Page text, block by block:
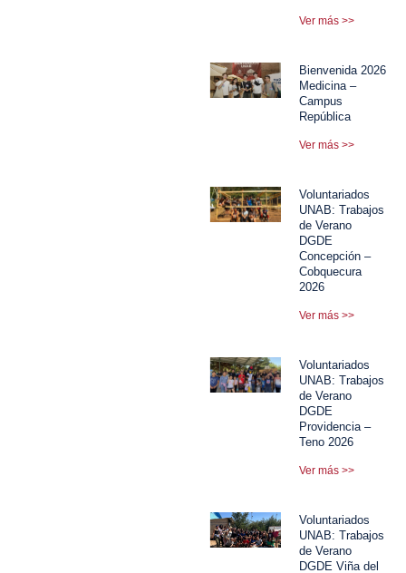
Ver más >>
Bienvenida 2026
Medicina –
Campus
República
Ver más >>
Voluntariados
UNAB: Trabajos
de Verano
DGDE
Concepción –
Cobquecura
2026
Ver más >>
Voluntariados
UNAB: Trabajos
de Verano
DGDE
Providencia –
Teno 2026
Ver más >>
Voluntariados
UNAB: Trabajos
de Verano
DGDE Viña del